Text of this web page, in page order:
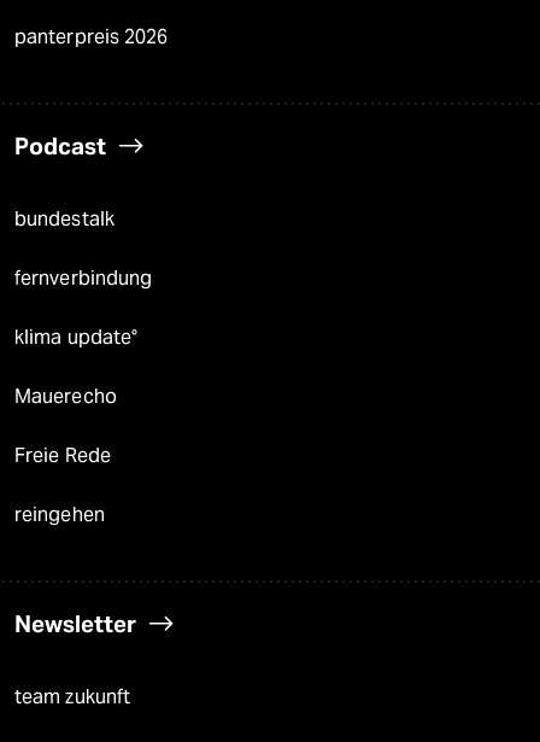
panterpreis 2026
Podcast
bundestalk
fernverbindung
klima update°
Mauerecho
Freie Rede
reingehen
Newsletter
team zukunft